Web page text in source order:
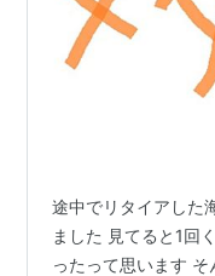
途中でリタイアした
ました 見てると1回
ったって思います